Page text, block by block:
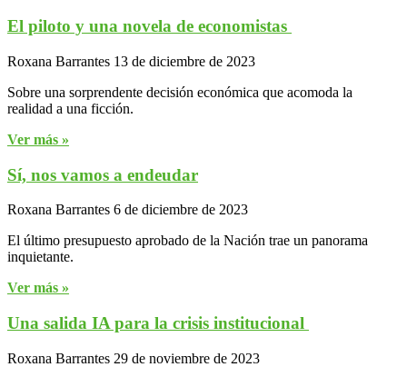
El piloto y una novela de economistas
Roxana Barrantes 13 de diciembre de 2023
Sobre una sorprendente decisión económica que acomoda la
realidad a una ficción.
Ver más »
Sí, nos vamos a endeudar
Roxana Barrantes 6 de diciembre de 2023
El último presupuesto aprobado de la Nación trae un panorama
inquietante.
Ver más »
Una salida IA para la crisis institucional
Roxana Barrantes 29 de noviembre de 2023